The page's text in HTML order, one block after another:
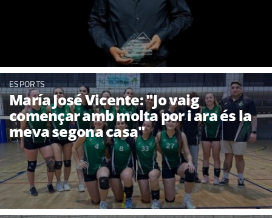
ESPORTS
María José Vicente: "Jo vaig
començar amb molta por i ara és la
meva segona casa"